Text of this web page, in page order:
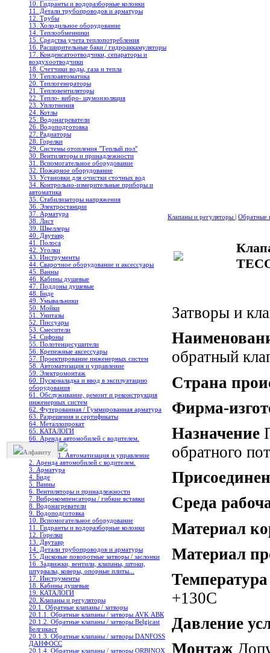
10. Гидранты и водоразборные колонки
11. Детали трубопроводов и арматуры
12. Трубы
13. Холодильное oборудование
14. Теплообменники
15. Средства учета теплопотребления
16. Расширительные баки / гидроаккамуляторы
17. Конденсатоотводчики, сепараторы и
воздухоотводчики
18. Счетчики воды, газа и тепла
19. Теплоавтоматика
20. Теплогенераторы
21. Тепловентиляторы
22. Тепло- вибро- шумоизоляция
23. Уплотнения
24. Котлы
25. Водонагреватели
26. Водоподготовка
27. Радиаторы
28. Горелки
29. Системы отопления "Теплый пол"
30. Вентиляторы и принадлежности
31. Вспомогательное оборудование
32. Пожарное оборудование
33. Установки для очистки сточных вод
34. Контрольно-измерительные приборы и
автоматика
35. Стабилизаторы напряжения
36. Электростанции
37. Арматура
38. Лист
39. Швеллеры
40. Двутавр
41. Полоса
42. Уголки
43. Инструменты
44. Сварочное оборудование и аксессуары
45. Ванны
46. Кабины душевые
47. Поддоны душевые
48. Биде
49. Умывальники
50. Мойки
51. Унитазы
52. Писсуары
53. Смесители
54. Сифоны
55. Полотенцесушители
56. Крепежные аксессуары
57. Проектирование инженерных систем
58. Автоматизация и управление
59. Электромонтаж
60. Пусконаладка и ввод в эксплуатацию
оборудования
61. Обслуживание, ремонт и реконструкция
инженерных систем
62. Футерованная / Гуммированная арматура
63. Разрешения и сертификаты
64. Металлопрокат
65. КАТАЛОГИ
66. Аренда автомобилей с водителем.
Алфавиту
1. Автоматизация и управление
2. Аренда автомобилей с водителем.
3. Арматура
4. Биде
5. Ванны
6. Вентиляторы и принадлежности
7. Виброкомпенсаторы / гибкие вставки
8. Водонагреватели
9. Водоподготовка
10. Вспомогательное оборудование
11. Гидранты и водоразборные колонки
12. Горелки
13. Двутавр
14. Детали трубопроводов и арматуры
15. Дисковые поворотные затворы / заслонки
16. Задвижки, вентили, клапаны, штоки,
штурвалы, коверы, опорные плиты...
17. Инструменты
18. Кабины душевые
19. КАТАЛОГИ
20. Клапаны и регуляторы
20.1. Обратные клапаны / затворы
20.1.1. Обратные клапаны / затворы AVK АВК
20.1.2. Обратные клапаны / затворы Belgicast
Белгикаст
20.1.3. Обратные клапаны / затворы DANFOSS
ДАНФОСС
20.1.4. Обратные клапаны / затворы ORBINOX
Клапаны и регуляторы | Обратные
Затворы и
обратный
Страна
Фирма-
Назначение
обратного
Среда
Материал
Материал
+130C
Давление
Монтаж